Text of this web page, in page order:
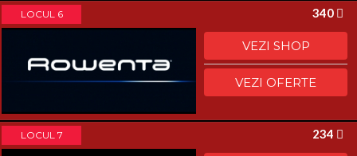
LOCUL 6 340
VEZI SHOP
VEZI OFERTE
LOCUL 7 234